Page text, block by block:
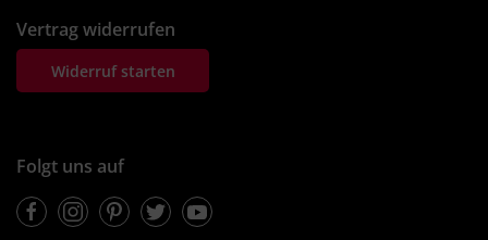
Vertrag widerrufen
Widerruf starten
Folgt uns auf
FacebookInstagramPinterestTwitterYoutube